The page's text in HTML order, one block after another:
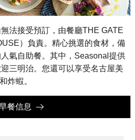
法接受預訂，由餐廳THE GATE
）負責。 精心挑選的食材，備
氣自助餐。其中，Seasonal提供
三明治。 您還可以享受名古屋美
炸蝦。
餐信息